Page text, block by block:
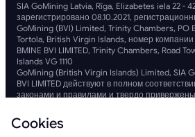
SIA GoMining Latvia, Rīga, Elizabetes iela 22 -
зарегистрировано 08.10.2021,
GoMining (BVI) Limited, Trinity Chambers, PO
Tortola, British Virgin Islands, номер компании
BMINE BVI LIMITED, Trinity Chambers, Road
Islands VG 1110
GoMining (British Virgin Islands) Limited, SIA
BVI LIMITED действуют в полном
законами и правилами и твердо
распространения оружия массового
придерживаемся самых высоких стандартов,
Cookies